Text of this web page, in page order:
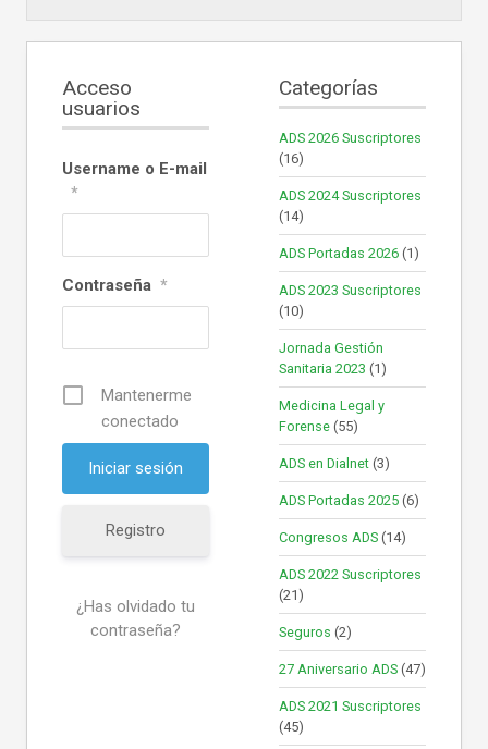
Acceso
usuarios
Username o E-mail
*
Contraseña *
Mantenerme
conectado
Registro
¿Has olvidado tu
contraseña?
Categorías
ADS 2026 Suscriptores
(16)
ADS 2024 Suscriptores
(14)
ADS Portadas 2026 (1)
ADS 2023 Suscriptores
(10)
Jornada Gestión
Sanitaria 2023 (1)
Medicina Legal y
Forense (55)
ADS en Dialnet (3)
ADS Portadas 2025 (6)
Congresos ADS (14)
ADS 2022 Suscriptores
(21)
Seguros (2)
27 Aniversario ADS (47)
ADS 2021 Suscriptores
(45)